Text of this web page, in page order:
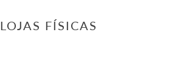
LOJAS FÍSICAS